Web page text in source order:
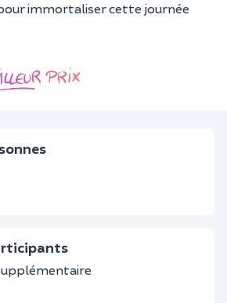
immortaliser cette journée